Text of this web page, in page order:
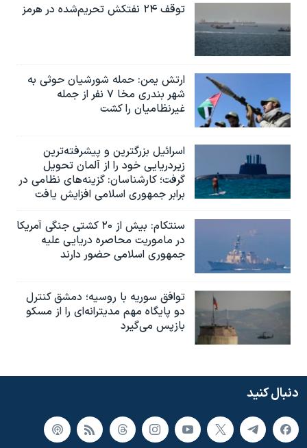
توقف ۲۴ نفتکش تحریم‌شده در هرمز
ارتش یمن: حمله شورشیان حوثی به
شهر بندری مخا ۷ نفر از جمله
غیرنظامیان را کشت
اسرائيل بزرگترین و پیشرفته‌ترین
زیردریایی خود را از آلمان تحویل
گرفت؛ کارشناسان: گزینه‌های نظامی در
برابر جمهوری اسلامی افزایش یافت
سنتکام: بیش از ۲۰ کشتی جنگی آمریکا
در ماموریت محاصره دریایی علیه
جمهوری اسلامی حضور دارند
توافق سوریه با روسیه؛ دمشق کنترل
دو پایگاه مهم مدیترانه‌ای را از مسکو
بازپس می‌گیرد
دنبال کنید